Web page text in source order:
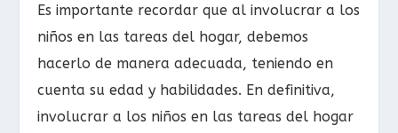
Es importante recordar que al involucrar a los
niños en las tareas del hogar, debemos
hacerlo de manera adecuada, teniendo en
cuenta su edad y habilidades. En definitiva,
involucrar a los niños en las tareas del hogar